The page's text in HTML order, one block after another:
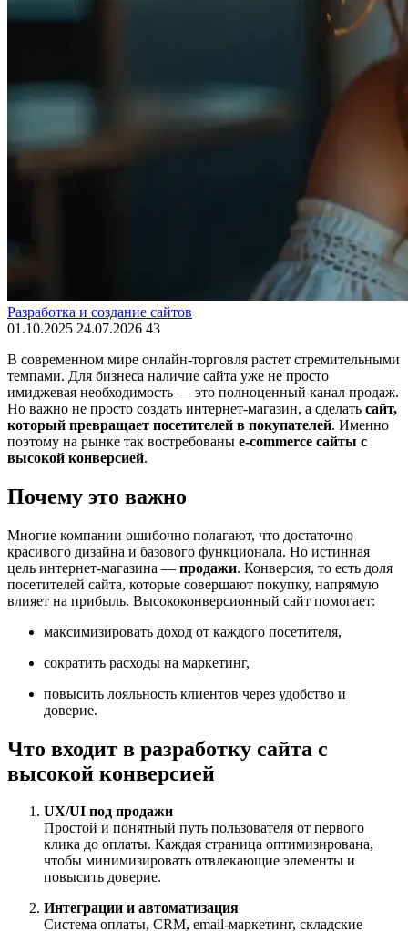
Разработка и создание сайтов
01.10.2025 24.07.2026 43
В современном мире онлайн-торговля растет стремительными
темпами. Для бизнеса наличие сайта уже не просто
имиджевая необходимость — это полноценный канал продаж.
Но важно не просто создать интернет-магазин, а сделать сайт,
который превращает посетителей в покупателей. Именно
поэтому на рынке так востребованы e-commerce сайты с
высокой конверсией.
Почему это важно
Многие компании ошибочно полагают, что достаточно
красивого дизайна и базового функционала. Но истинная
цель интернет-магазина — продажи. Конверсия, то есть доля
посетителей сайта, которые совершают покупку, напрямую
влияет на прибыль. Высококонверсионный сайт помогает:
максимизировать доход от каждого посетителя,
сократить расходы на маркетинг,
повысить лояльность клиентов через удобство и
доверие.
Что входит в разработку сайта с
высокой конверсией
UX/UI под продажи
Простой и понятный путь пользователя от первого
клика до оплаты. Каждая страница оптимизирована,
чтобы минимизировать отвлекающие элементы и
повысить доверие.
Интеграции и автоматизация
Система оплаты, CRM, email-маркетинг, складские